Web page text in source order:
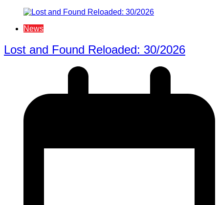
News
Lost and Found Reloaded: 30/2026